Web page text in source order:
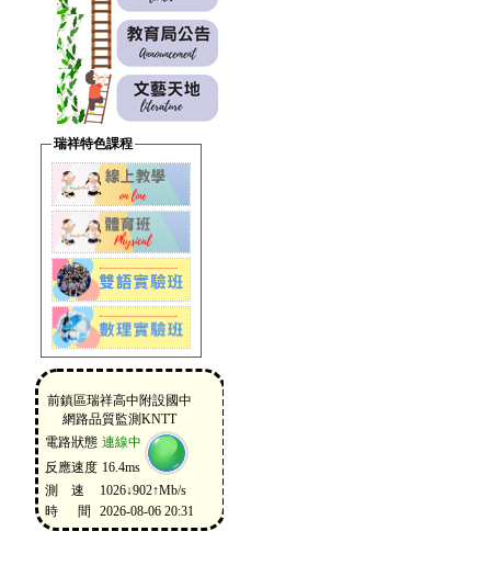
瑞祥特色課程